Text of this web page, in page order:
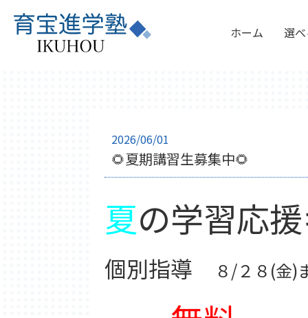
ホーム 選
2026/06/01
🌻夏期講習生募集中🌻
夏の学習応
個別指導 ８/２８(金)